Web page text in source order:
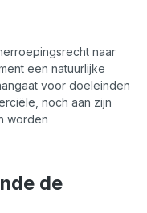
naar
een natuurlijke
voor doeleinden
noch aan zijn
worden
de